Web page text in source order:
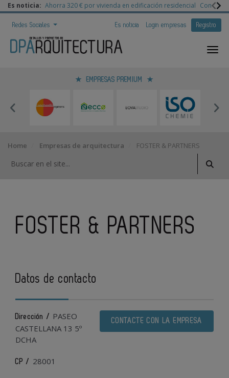
Es noticia: Ahorra 320 € por vivienda en edificación residencial
Redes Sociales Es noticia Login empresas Registro
EMPRESAS PREMIUM
Home Empresas de arquitectura FOSTER & PARTNERS
FOSTER & PARTNERS
Datos de contacto
CONTACTE CON LA EMPRESA
Dirección / PASEO
CASTELLANA 13 5º
DCHA
CP / 28001